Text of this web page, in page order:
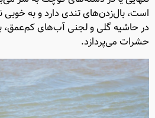
است، بال‌زدن‌های تندی دارد و به خوبی
در حاشیه گلی و لجنی آب‌های کم‌عمق،
حشرات می‌پردازد.